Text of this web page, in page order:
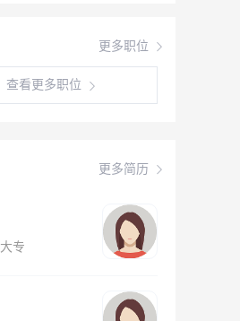
更多职位
查看更多职位
更多简历
大专